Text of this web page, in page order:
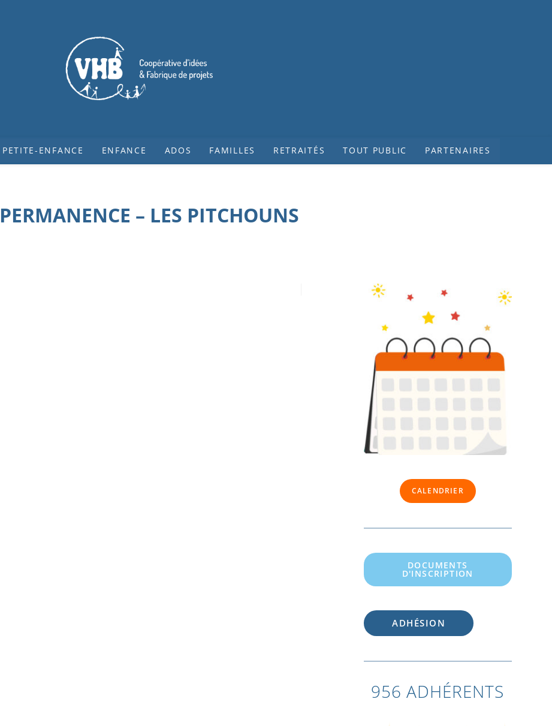
PETITE-ENFANCE ENFANCE ADOS FAMILLES RETRAITÉS TOUT PUBLIC PARTENAIRES
PERMANENCE – LES PITCHOUNS
CALENDRIER
DOCUMENTS
D'INSCRIPTION
ADHÉSION
956 ADHÉRENTS